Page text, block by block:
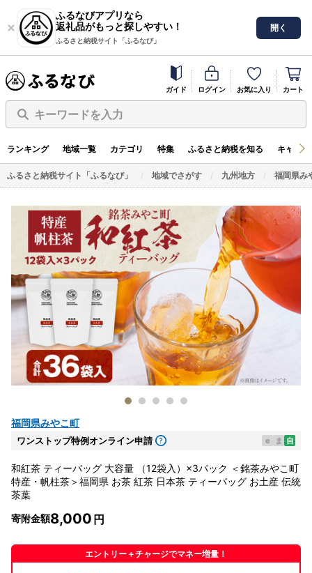
ふるなびアプリなら
返礼品がもっと探しやすい！
ふるさと納税サイト「ふるなび」
開く
ガイド ログイン お気に入り カート
キーワードを入力
ランキング 地域一覧 カテゴリ 特集 ふるさと納税を知る キャン
ふるさと納税サイト「ふるなび」 地域でさがす 九州地方 福岡県み
福岡県みやこ町
ワンストップ特例オンライン申請 e ま 自
和紅茶 ティーバッグ 大容量 （12袋入）×3パック ＜銘茶みやこ町
特産・帆柱茶＞福岡県 お茶 紅茶 日本茶 ティーバッグ お土産 伝統
茶葉
寄附金額8,000
エントリー＋チャージでマネー増量！